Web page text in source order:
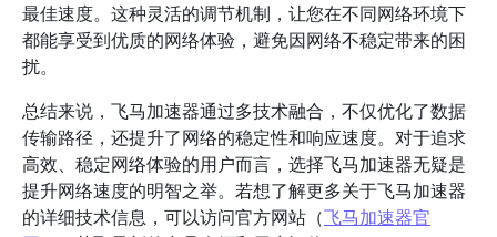
最佳速度。这种灵活的调节机制，让您在不同网络环境下
都能享受到优质的网络体验，避免因网络不稳定带来的困
扰。
总结来说，飞马加速器通过多技术融合，不仅优化了数据
传输路径，还提升了网络的稳定性和响应速度。对于追求
高效、稳定网络体验的用户而言，选择飞马加速器无疑是
提升网络速度的明智之举。若想了解更多关于飞马加速器
的详细技术信息，可以访问官方网站（飞马加速器官